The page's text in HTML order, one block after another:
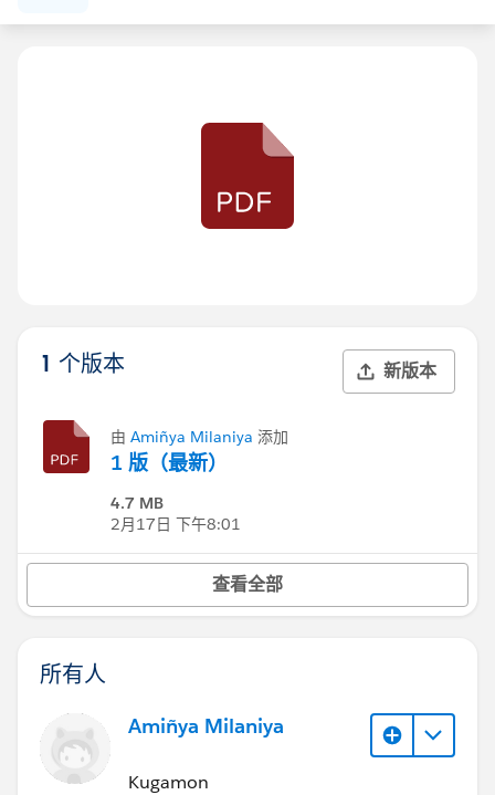
1 个版本 新版本
由 Amiñya Milaniya 添加
1 版（最新）
4.7 MB
2月17日 下午8:01
查看全部
所有人
Amiñya Milaniya
Kugamon